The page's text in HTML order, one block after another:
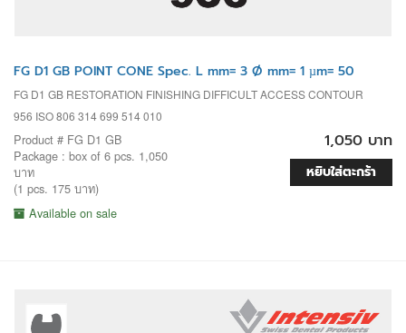
FG D1 GB POINT CONE Spec. L mm= 3 Ø mm= 1 µm= 50
FG D1 GB RESTORATION FINISHING DIFFICULT ACCESS CONTOUR
956 ISO 806 314 699 514 010
Product # FG D1 GB
Package : box of 6 pcs. 1,050
บาท
(1 pcs. 175 บาท)
Available on sale
1,050 บาท
หยิบใส่ตะกร้า